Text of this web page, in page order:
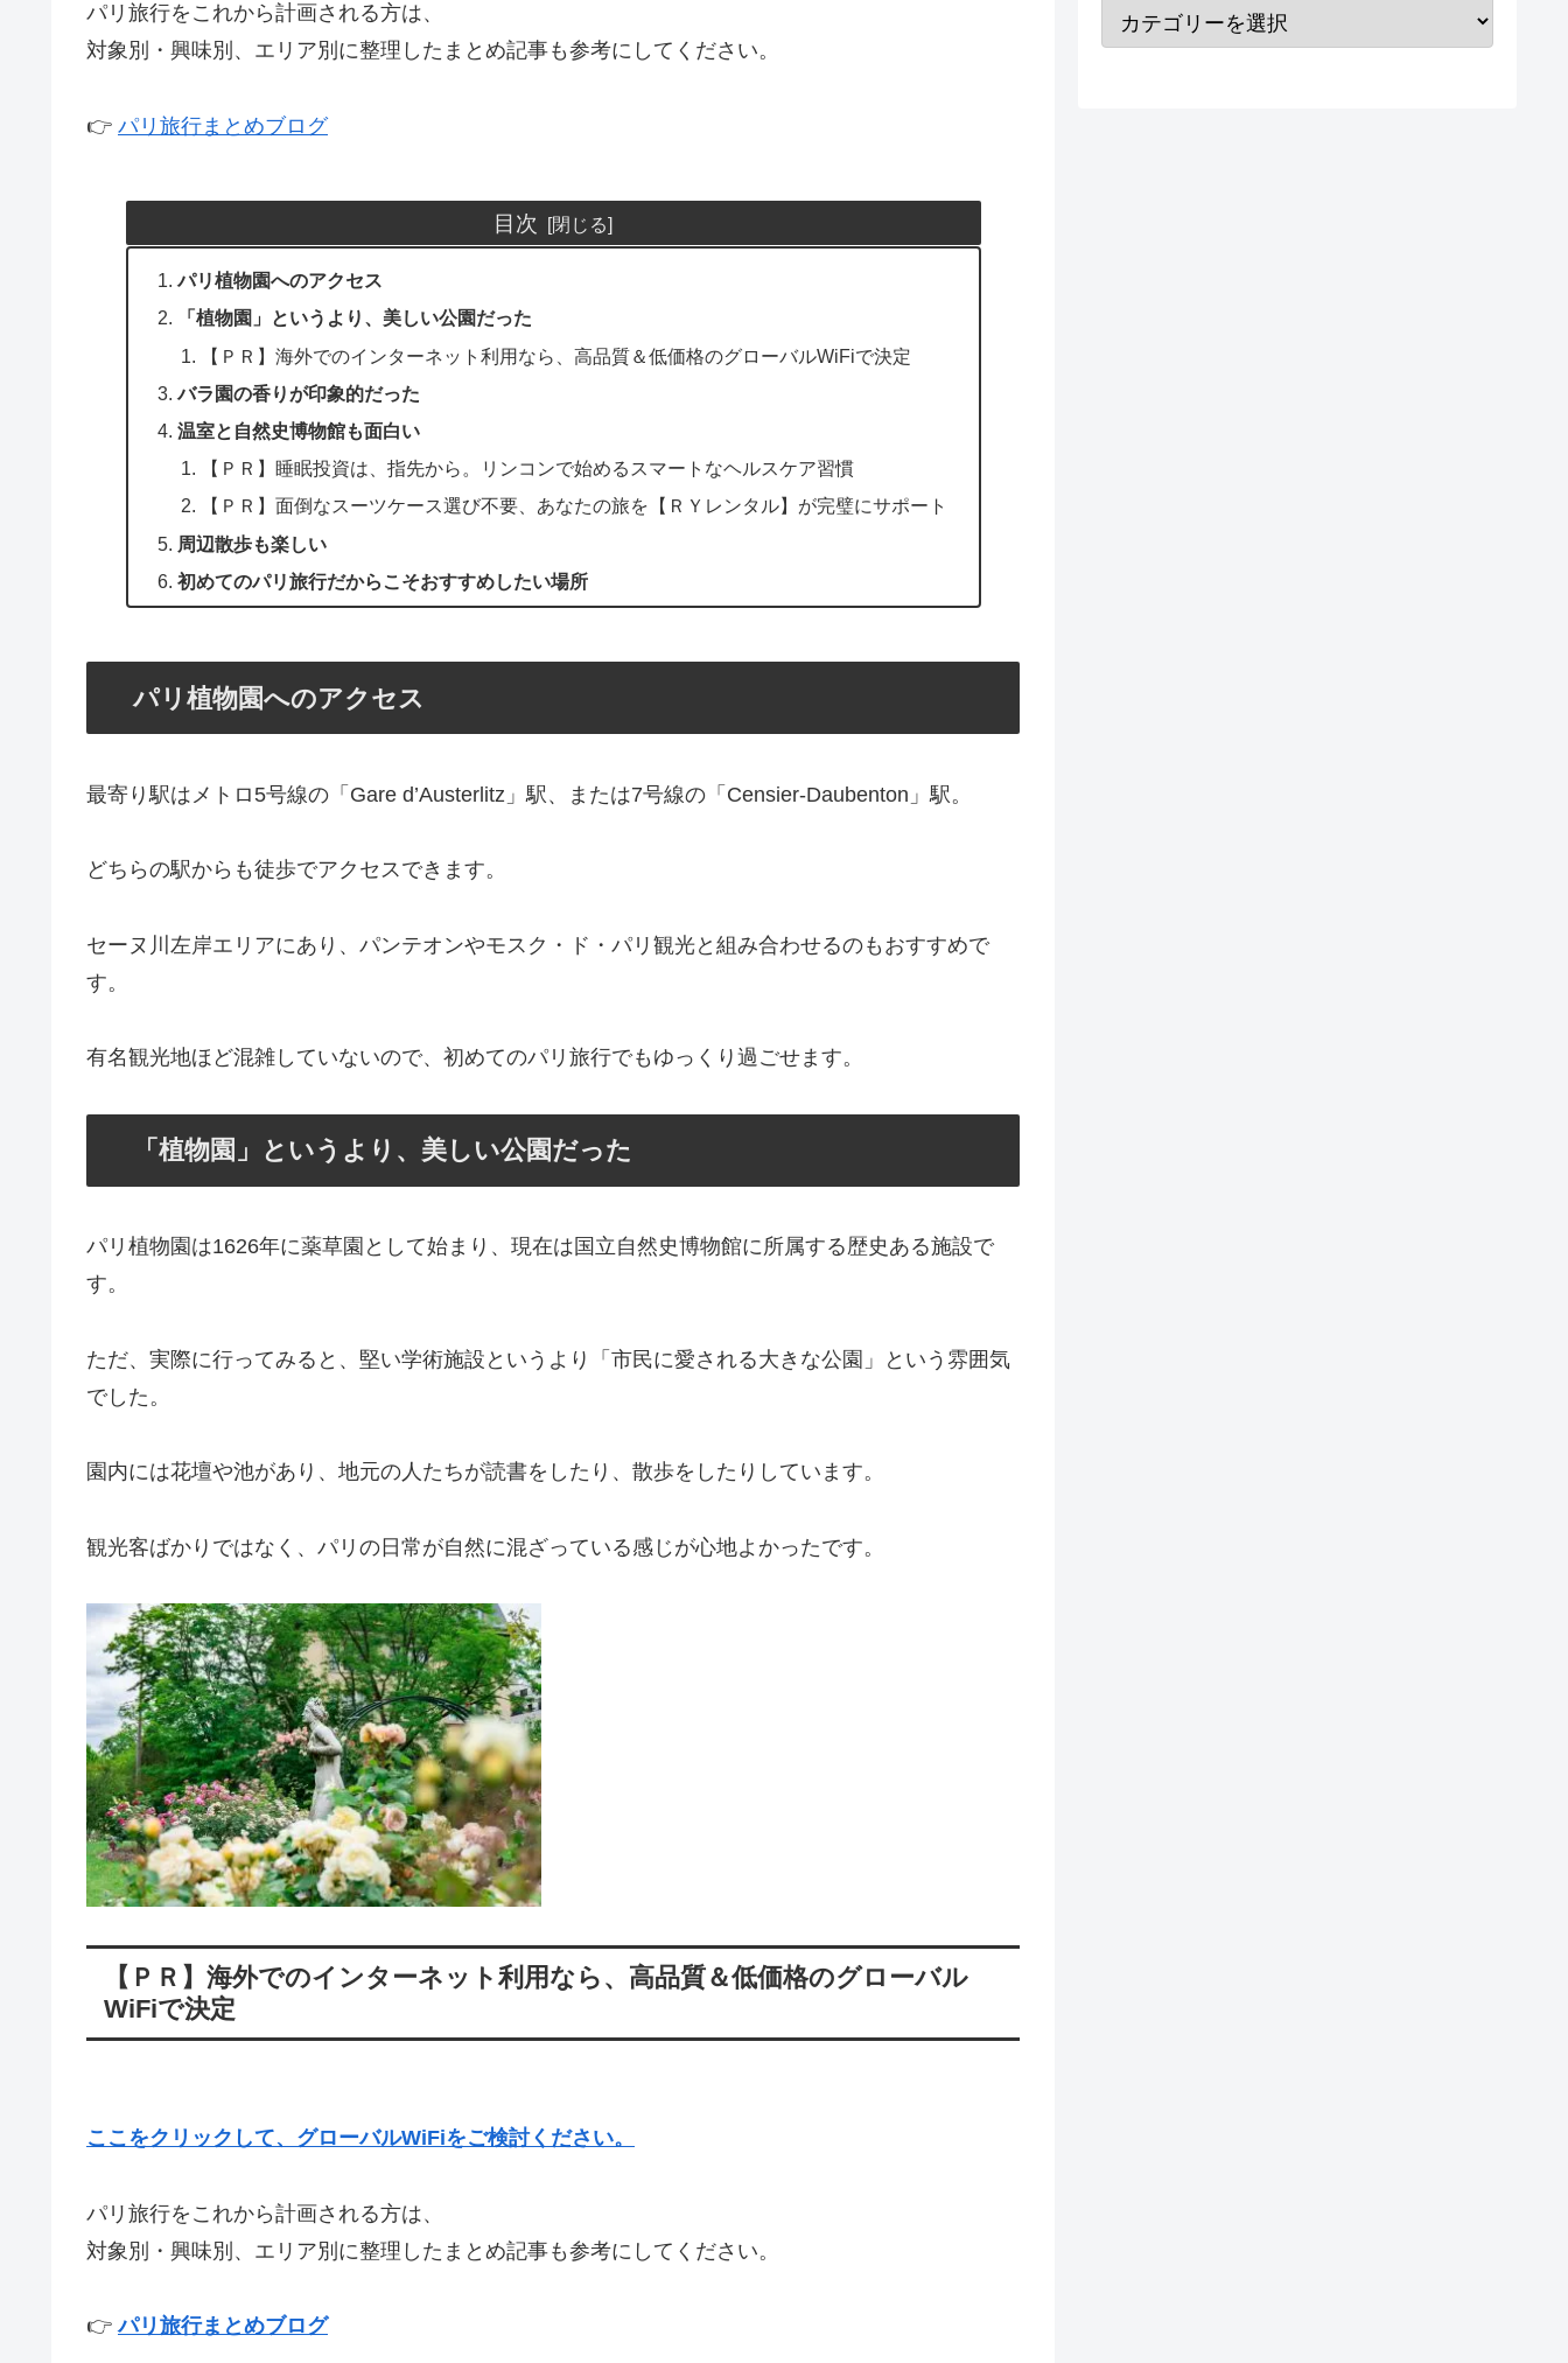
パリ旅行をこれから計画される方は、
対象別・興味別、エリア別に整理したまとめ記事も参考にしてください。
👉 パリ旅行まとめブログ
目次
パリ植物園へのアクセス
「植物園」というより、美しい公園だった
【ＰＲ】海外でのインターネット利用なら、高品質＆低価格のグローバルWiFiで決定
バラ園の香りが印象的だった
温室と自然史博物館も面白い
【ＰＲ】睡眠投資は、指先から。リンコンで始めるスマートなヘルスケア習慣
【ＰＲ】面倒なスーツケース選び不要、あなたの旅を【ＲＹレンタル】が完璧にサポート
周辺散歩も楽しい
初めてのパリ旅行だからこそおすすめしたい場所
パリ植物園へのアクセス
最寄り駅はメトロ5号線の「Gare d’Austerlitz」駅、または7号線の「Censier-Daubenton」駅。
どちらの駅からも徒歩でアクセスできます。
セーヌ川左岸エリアにあり、パンテオンやモスク・ド・パリ観光と組み合わせるのもおすすめで
す。
有名観光地ほど混雑していないので、初めてのパリ旅行でもゆっくり過ごせます。
「植物園」というより、美しい公園だった
パリ植物園は1626年に薬草園として始まり、現在は国立自然史博物館に所属する歴史ある施設で
す。
ただ、実際に行ってみると、堅い学術施設というより「市民に愛される大きな公園」という雰囲気
でした。
園内には花壇や池があり、地元の人たちが読書をしたり、散歩をしたりしています。
観光客ばかりではなく、パリの日常が自然に混ざっている感じが心地よかったです。
【ＰＲ】海外でのインターネット利用なら、高品質＆低価格のグローバル
WiFiで決定
ここをクリックして、グローバルWiFiをご検討ください。
パリ旅行をこれから計画される方は、
対象別・興味別、エリア別に整理したまとめ記事も参考にしてください。
👉パリ旅行まとめブログ